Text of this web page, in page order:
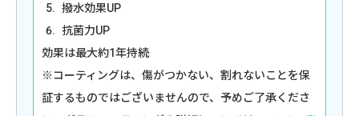
撥水効果UP
抗菌力UP
効果は最大約1年持続
※コーティングは、傷がつかない、割れないことを保
証するものではございませんので、予めご了承くださ